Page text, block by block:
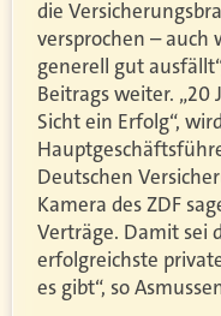
die
versprochen – auch
generell gut
Beitrags weiter. „20
Sicht ein Erfolg“,
Deutschen
Kamera des ZDF
Verträge. Damit sei
erfolgreichste
es gibt“, so